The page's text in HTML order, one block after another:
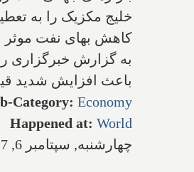
خلیج مکزیک را به
کاهش بهای نفت موثر
به گزارش خبرگزاری
باعث افزایش شدید
Category: Economy
Happened at: World
چهارشنبه, سپتامبر 6, 2017 - 20:00